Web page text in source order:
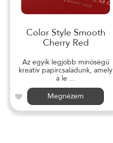
Color Style Smooth
Cherry Red
Az egyik legjobb minőségű
kreatív papírcsaládunk, amely
a le ...
Megnézem